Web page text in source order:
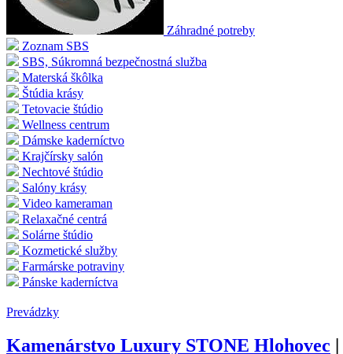
Záhradné potreby
Zoznam SBS
SBS, Súkromná bezpečnostná služba
Materská škôlka
Štúdia krásy
Tetovacie štúdio
Wellness centrum
Dámske kaderníctvo
Krajčírsky salón
Nechtové štúdio
Salóny krásy
Video kameraman
Relaxačné centrá
Solárne štúdio
Kozmetické služby
Farmárske potraviny
Pánske kaderníctva
Prevádzky
Kamenárstvo Luxury STONE Hlohovec